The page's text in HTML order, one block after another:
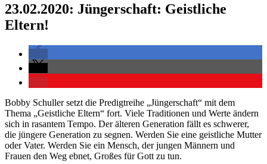
23.02.2020: Jüngerschaft: Geistliche
Eltern!
Bobby Schuller setzt die Predigtreihe „Jüngerschaft“ mit dem
Thema „Geistliche Eltern“ fort. Viele Traditionen und Werte ändern
sich in rasantem Tempo. Der älteren Generation fällt es schwerer,
die jüngere Generation zu segnen. Werden Sie eine geistliche Mutter
oder Vater. Werden Sie ein Mensch, der jungen Männern und
Frauen den Weg ebnet, Großes für Gott zu tun.